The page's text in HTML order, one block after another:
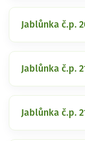
Jablůnka č.p.
Jablůnka č.p.
Jablůnka č.p.